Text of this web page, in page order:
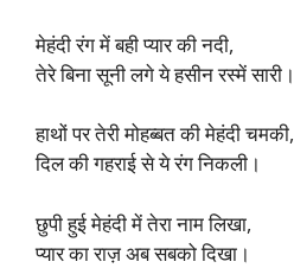
मेहंदी रंग में बही प्यार की नदी,
तेरे बिना सूनी लगे ये हसीन रस्में सारी।​
हाथों पर तेरी मोहब्बत की मेहंदी चमकी,
दिल की गहराई से ये रंग निकली।​
छुपी हुई मेहंदी में तेरा नाम लिखा,
प्यार का राज़ अब सबको दिखा।​